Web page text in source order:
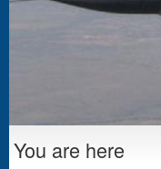
You are here